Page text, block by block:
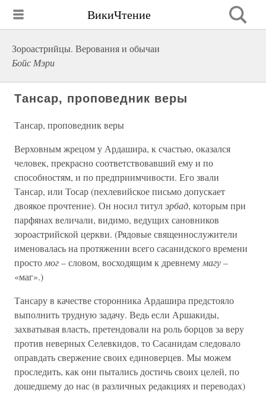
ВикиЧтение
Зороастрийцы. Верования и обычаи
Бойс Мэри
Тансар, проповедник веры
Тансар, проповедник веры
Верховным жрецом у Ардашира, к счастью, оказался
человек, прекрасно соответствовавший ему и по
способностям, и по предприимчивости. Его звали
Тансар, или Тосар (пехлевийское письмо допускает
двоякое прочтение). Он носил титулэрбад, которым при
парфянах величали, видимо, ведущих сановников
зороастрийской церкви. (Рядовые священнослужители
именовалась на протяжении всего сасанидского времени
просто мог –словом, восходящим к древнему магу –
«маг».)
Тансару в качестве сторонника Ардашира предстояло
выполнить трудную задачу. Ведь если Аршакиды,
захватывая власть, претендовали на роль борцов за веру
против неверных Селевкидов, то Сасанидам следовало
оправдать свержение своих единоверцев. Мы можем
проследить, как они пытались достичь своих целей, по
дошедшему до нас (в различных редакциях и переводах)